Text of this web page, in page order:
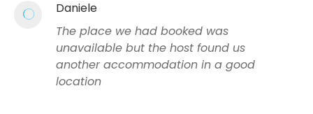
Daniele
The place we had booked was
unavailable but the host found us
another accommodation in a good
location